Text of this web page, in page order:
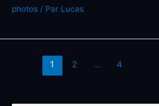
photos / Par Lucas
1 2 … 4